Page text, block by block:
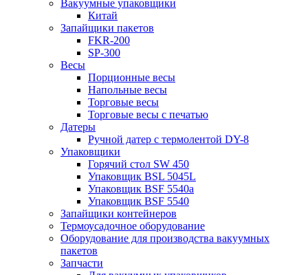
Вакуумные упаковщики
Китай
Запайщики пакетов
FKR-200
SP-300
Весы
Порционные весы
Напольные весы
Торговые весы
Торговые весы с печатью
Датеры
Ручной датер с термолентой DY-8
Упаковщики
Горячий стол SW 450
Упаковщик BSL 5045L
Упаковщик BSF 5540a
Упаковщик BSF 5540
Запайщики контейнеров
Термоусадочное оборудование
Оборудование для производства вакуумных
пакетов
Запчасти